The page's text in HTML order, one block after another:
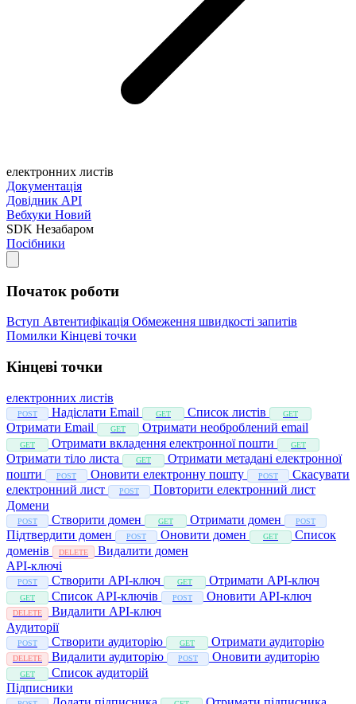
електронних листів
Документація
Довідник API
Вебхуки Новий
SDK Незабаром
Посібники
Початок роботи
Вступ Автентифікація Обмеження швидкості запитів
Помилки Кінцеві точки
Кінцеві точки
електронних листів
POST Надіслати Email GET Список листів GET
Отримати Email GET Отримати необроблений email
GET Отримати вкладення електронної пошти GET
Отримати тіло листа GET
Отримати метадані електронної
пошти
POST Оновити електронну пошту POST
Скасувати
електронний лист
POST
Повторити електронний лист
Домени
POST Створити домен GET Отримати домен POST
Підтвердити домен POST Оновити домен GET
Список
доменів
DELETE
Видалити домен
API-ключі
POST Створити API-ключ GET Отримати API-ключ
GET Список API-ключів POST Оновити API-ключ
DELETE
Видалити API-ключ
Аудиторії
POST Створити аудиторію GET Отримати аудиторію
DELETE Видалити аудиторію POST Оновити аудиторію
GET
Список аудиторій
Підписники